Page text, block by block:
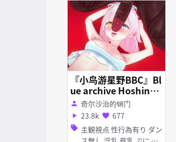
『小鸟游星野BBC』Bl
ue archive Hoshino
Bbc
person 奇尔沙治的钢门
play_arrow 23.8k favorite 677
sell 主観視点 性行為有り ダン